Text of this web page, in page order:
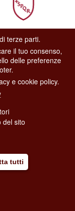
e Moda.
08
terze parti.
il tuo consenso,
delle preferenze
e cookie policy.
del sito
tutti